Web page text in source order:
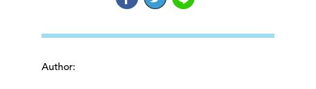
Author: